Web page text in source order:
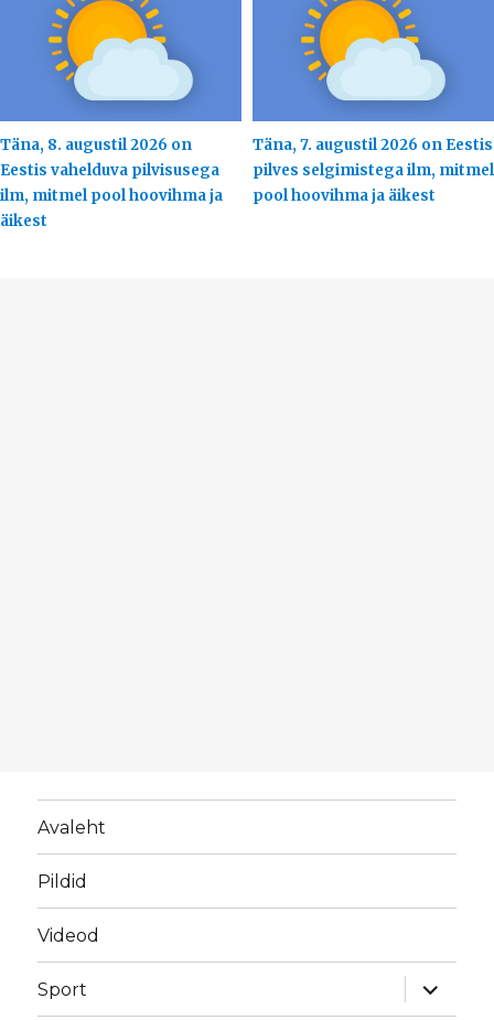
Täna, 8. augustil 2026 on
Eestis vahelduva pilvisusega
ilm, mitmel pool hoovihma ja
äikest
Täna, 7. augustil 2026 on Eestis
pilves selgimistega ilm, mitmel
pool hoovihma ja äikest
Avaleht
Pildid
Videod
Sport
laienda